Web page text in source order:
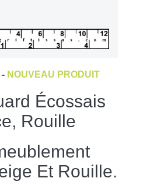
- NOUVEAU PRODUIT
Écossais
Rouille
Et Rouille.